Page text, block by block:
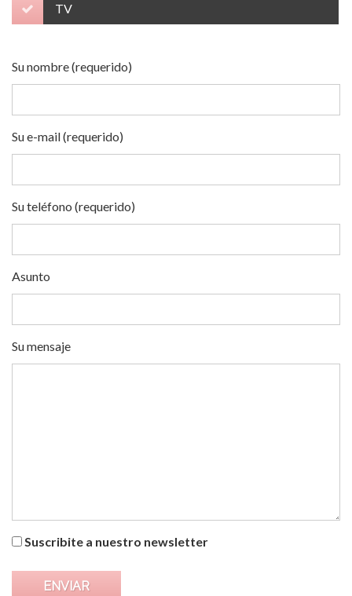
TV
Su nombre (requerido)
Su e-mail (requerido)
Su teléfono (requerido)
Asunto
Su mensaje
Suscribite a nuestro newsletter